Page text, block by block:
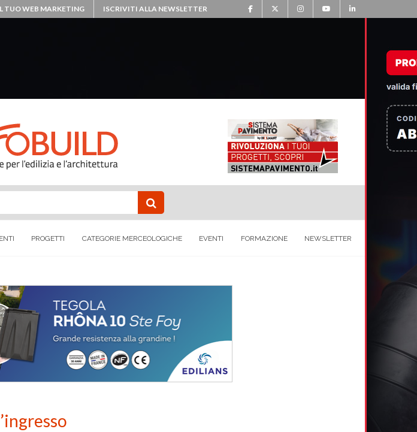
TUO WEB MARKETING ISCRIVITI ALLA NEWSLETTER
PROGETTI CATEGORIE MERCEOLOGICHE EVENTI FORMAZIONE NEWSLETTER